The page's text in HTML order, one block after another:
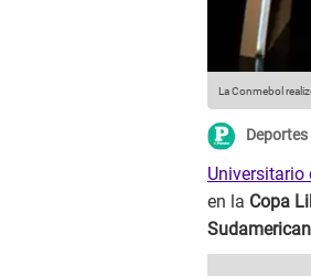
La Conmebol
Universitario
en la Copa